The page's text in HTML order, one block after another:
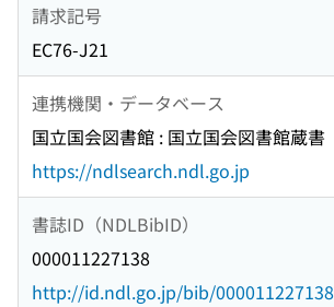
請求記号
EC76-J21
連携機関・データベース
国立国会図書館 : 国立国会図書館蔵書
https://ndlsearch.ndl.go.jp
書誌ID（NDLBibID）
000011227138
http://id.ndl.go.jp/bib/000011227138